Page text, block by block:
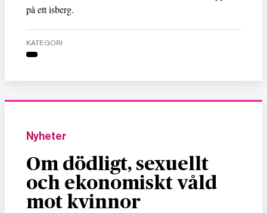
på ett isberg.
KATEGORI
Nyheter
Om dödligt, sexuellt
och ekonomiskt våld
mot kvinnor